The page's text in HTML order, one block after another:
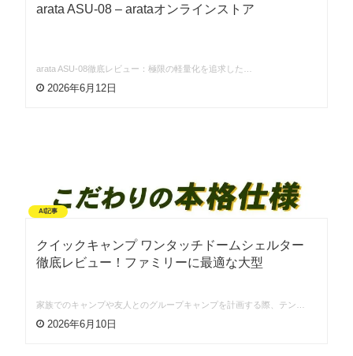
arata ASU-08 – arataオンラインストア
arata ASU-08徹底レビュー：極限の軽量化を追求した…
2026年6月12日
AI記事
クイックキャンプ ワンタッチドームシェルター
徹底レビュー！ファミリーに最適な大型
家族でのキャンプや友人とのグループキャンプを計画する際、テン…
2026年6月10日